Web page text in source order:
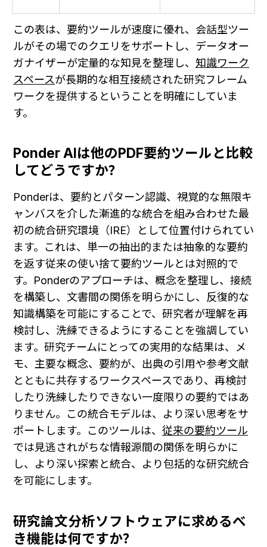
この表は、要約ツールが速度に優れ、会話型ツー
ルがその場でのクエリをサポートし、データオー
ガナイザーが定量的な知見を整理し、 知識ワーク
スペースが長期的な相互接続された研究フレーム
ワークを提供するということを明確にしていま
す。
Ponder AIは他のPDF要約ツールと比較
してどうですか？
Ponderは、要約とパターン認識、視覚的な無限キ
ャンバスを介した漸進的な統合を組み合わせた最
初の統合研究環境（IRE）として位置付けられてい
ます。これは、単一の抽出的または抽象的な要約
を返す従来の使い捨て要約ツールとは対照的で
す。Ponderのアプローチは、概念を整理し、接続
を構築し、文書間の関係を明らかにし、反復的な
知識構築を可能にすることで、研究者が理解を再
検討し、洗練できるようにすることを強調してい
ます。研究チームにとっての実用的な結果は、メ
モ、主要な概念、要約が、出典の引用や参考文献
とともに共存するワークスペースであり、再検討
したり洗練したりできない一度限りの要約ではあ
りません。この統合モデルは、より深い思考をサ
ポートします。このツールは、 従来の要約ツール
では見逃されがちな情報源間の関係を明らかに
し、より深い探索と統合、より包括的な研究統合
を可能にします。
研究論文分析ソフトウェアに求めるべ
き機能は何ですか？